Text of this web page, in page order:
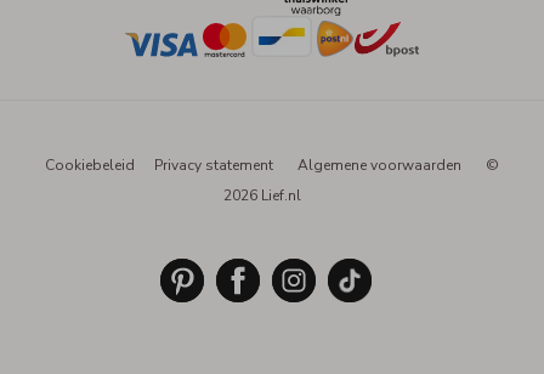
Cookiebeleid Privacy statement Algemene voorwaarden
©
2026 Lief.nl